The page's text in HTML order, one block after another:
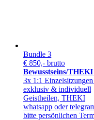
Bundle 3
€ 850,- brutto
Bewusstseins/
3x 1:1
exklusiv & individuell
Geistheilen, THEKI
whatsapp oder
bitte persönlichen